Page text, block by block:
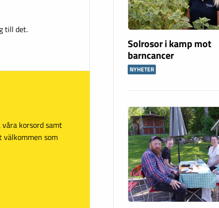
till det.
korsord samt
som
Solrosor i kamp mot
barncancer
NYHETER